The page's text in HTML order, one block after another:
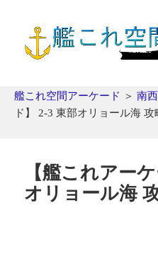
艦これ空間アーケード ＞ 南
ド】 2-3 東部オリョール海 攻
【艦これアー
オリョール海